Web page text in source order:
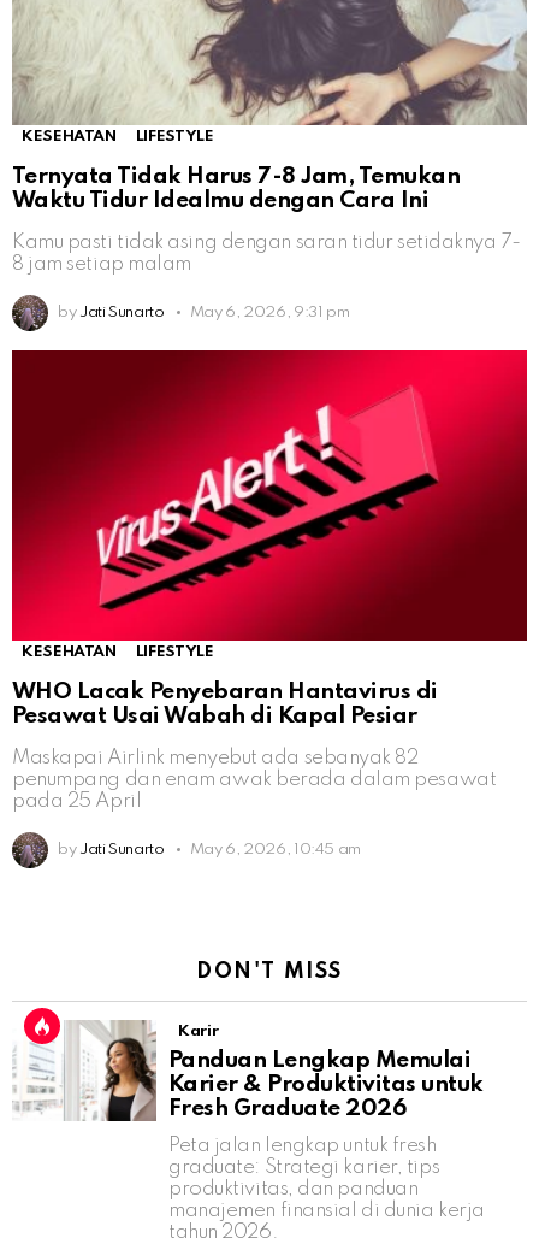
KESEHATAN LIFESTYLE
Ternyata Tidak Harus 7-8 Jam, Temukan
Waktu Tidur Idealmu dengan Cara Ini
Kamu pasti tidak asing dengan saran tidur setidaknya 7-
8 jam setiap malam
by Jati Sunarto May 6, 2026, 9:31 pm
KESEHATAN LIFESTYLE
WHO Lacak Penyebaran Hantavirus di
Pesawat Usai Wabah di Kapal Pesiar
Maskapai Airlink menyebut ada sebanyak 82
penumpang dan enam awak berada dalam pesawat
pada 25 April
by Jati Sunarto May 6, 2026, 10:45 am
DON'T MISS
Karir
Panduan Lengkap Memulai
Karier & Produktivitas untuk
Fresh Graduate 2026
Peta jalan lengkap untuk fresh
graduate: Strategi karier, tips
produktivitas, dan panduan
manajemen finansial di dunia kerja
tahun 2026.